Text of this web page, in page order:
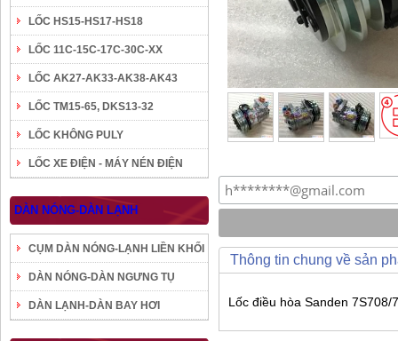
LỐC HS15-HS17-HS18
LỐC 11C-15C-17C-30C-XX
LỐC AK27-AK33-AK38-AK43
LỐC TM15-65, DKS13-32
LỐC KHÔNG PULY
LỐC XE ĐIỆN - MÁY NÉN ĐIỆN
DÀN NÓNG-DÀN LẠNH
CỤM DÀN NÓNG-LẠNH LIỀN KHỐI
DÀN NÓNG-DÀN NGƯNG TỤ
DÀN LẠNH-DÀN BAY HƠI
Thông tin chung về sản
Lốc điều hòa Sanden